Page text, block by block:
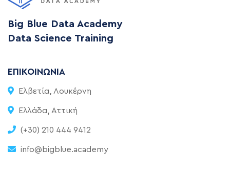
Big Blue Data Academy
Data Science Training
ΕΠΙΚΟΙΝΩΝΊΑ
Ελβετία, Λουκέρνη
Ελλάδα, Αττική
(+30) 210 444 9412
info@bigblue.academy